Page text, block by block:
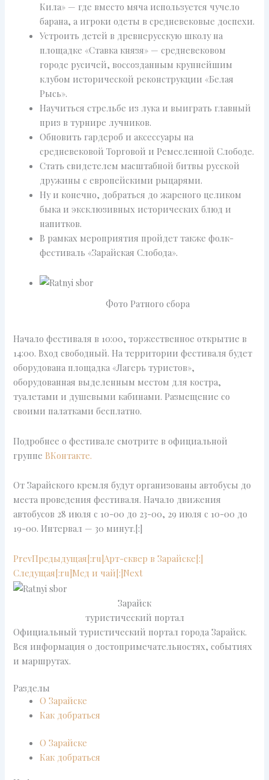
Кила» — где вместо мяча используется чучело
барана, а игроки одеты в средневековые доспехи.
Устроить детей в древнерусскую школу на
площадке «Ставка князя» — средневековом
городе русичей, воссозданным крупнейшим
клубом исторической реконструкции «Белая
Рысь».
Научиться стрельбе из лука и выиграть главный
приз в турнире лучников.
Обновить гардероб и аксессуары на
средневековой Торговой и Ремесленной Слободе.
Стать свидетелем масштабной битвы русской
дружины с европейскими рыцарями.
Ну и конечно, добраться до жареного целиком
быка и эксклюзивных исторических блюд и
напитков.
В рамках мероприятия пройдет также фолк-
фестиваль «Зарайская Слобода».
Фото Ратного сбора
Начало фестиваля в 10:00, торжественное открытие в
14:00. Вход свободный. На территории фестиваля будет
оборудована площадка «Лагерь туристов»,
оборудованная выделенным местом для костра,
туалетами и душевыми кабинами. Размещение со
своими палатками бесплатно.
Подробнее о фестивале смотрите в официальной
группе ВКонтакте.
От Зарайского кремля будут организованы автобусы до
места проведения фестиваля. Начало движения
автобусов 28 июля с 10-00 до 23-00, 29 июля с 10-00 до
19-00. Интервал — 30 минут.[:]
PrevПредыдущая[:ru]Арт-сквер в Зарайске[:]
Следущая[:ru]Мед и чай[:]Next
Зарайск
туристический портал
Официальный туристический портал города Зарайск.
Вся информация о достопримечательностях, событиях
и маршрутах.
Разделы
О Зарайске
Как добраться
О Зарайске
Как добраться